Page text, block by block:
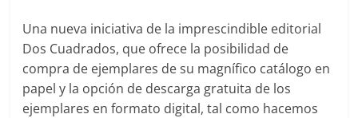
Una nueva iniciativa de la imprescindible editorial
Dos Cuadrados, que ofrece la posibilidad de
compra de ejemplares de su magnífico catálogo en
papel y la opción de descarga gratuita de los
ejemplares en formato digital, tal como hacemos